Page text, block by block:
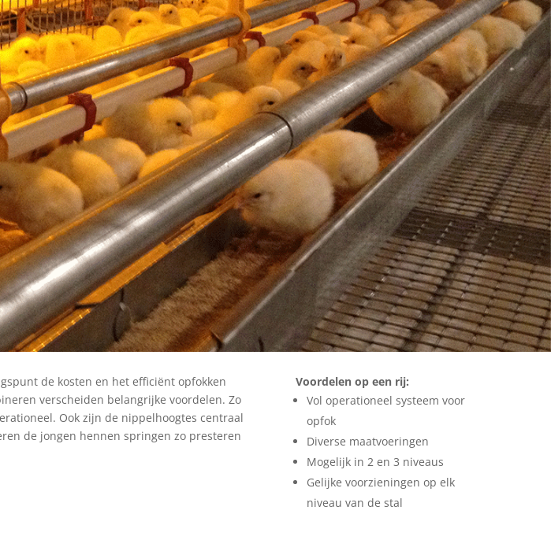
de kosten en het efficiënt opfokken
verscheiden belangrijke voordelen. Zo
Ook zijn de nippelhoogtes centraal
de jongen hennen springen zo presteren
Voordelen op een rij:
Vol operationeel systeem voor
opfok
Diverse maatvoeringen
Mogelijk in 2 en 3 niveaus
Gelijke voorzieningen op elk
niveau van de stal